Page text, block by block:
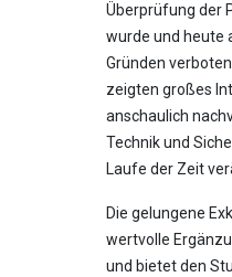
Überprüfung der
wurde und heute
Gründen
zeigten großes
anschaulich
Technik und
Laufe der Zeit
Die gelungene
wertvolle
und bietet den